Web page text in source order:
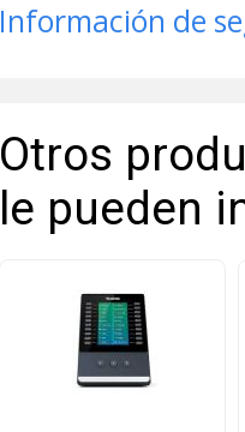
Información de
Otros
le pueden